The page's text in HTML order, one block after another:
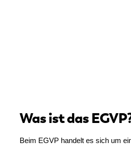
Was ist das
Beim EGVP handelt es sich um